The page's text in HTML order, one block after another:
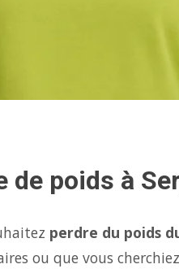
de poids à
perdre du poids
ou que vous